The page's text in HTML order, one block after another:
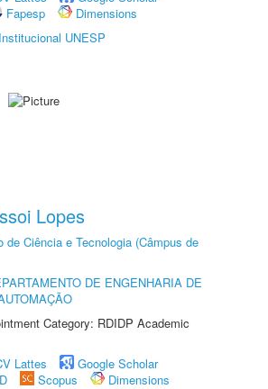
Fapesp
Dimensions
UNESP
Lopes
de Ciência e Tecnologia (Câmpus de
DE ENGENHARIA DE
Category: RDIDP Academic
Lattes
Google Scholar
Scopus
Dimensions